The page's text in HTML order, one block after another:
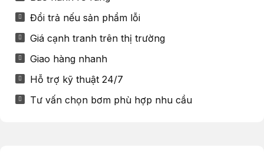
Đổi trả nếu sản phẩm lỗi
Giá cạnh tranh trên thị trường
Giao hàng nhanh
Hỗ trợ kỹ thuật 24/7
Tư vấn chọn bơm phù hợp nhu cầu